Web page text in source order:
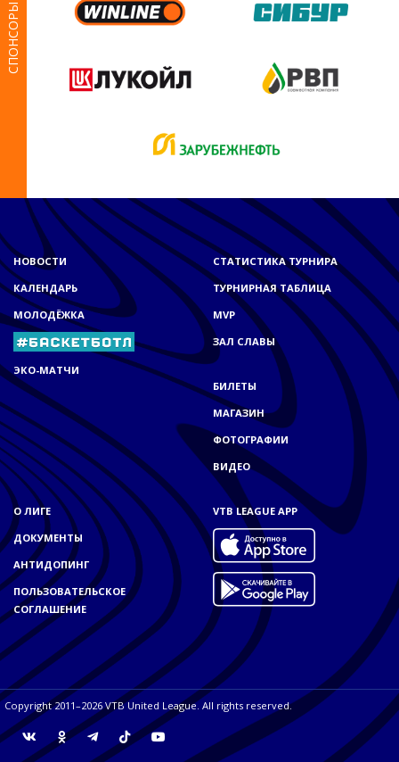
СПОНСОРЫ
НОВОСТИ
КАЛЕНДАРЬ
МОЛОДЁЖКА
ЭКО-МАТЧИ
СТАТИСТИКА ТУРНИРА
ТУРНИРНАЯ ТАБЛИЦА
MVP
ЗАЛ СЛАВЫ
БИЛЕТЫ
МАГАЗИН
ФОТОГРАФИИ
ВИДЕО
О ЛИГЕ
ДОКУМЕНТЫ
АНТИДОПИНГ
ПОЛЬЗОВАТЕЛЬСКОЕ
СОГЛАШЕНИЕ
VTB LEAGUE APP
Copyright 2011–2026 VTB United League. All rights reserved.